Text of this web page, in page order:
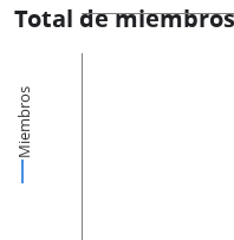
Total de
Miembros